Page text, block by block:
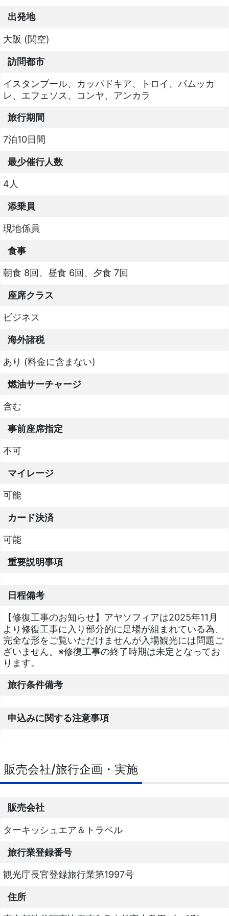
出発地
大阪 (関空)
訪問都市
イスタンブール、カッパドキア、トロイ、パムッカ
レ、エフェソス、コンヤ、アンカラ
旅行期間
7泊10日間
最少催行人数
4人
添乗員
現地係員
食事
朝食 8回、昼食 6回、夕食 7回
座席クラス
ビジネス
海外諸税
あり (料金に含まない)
燃油サーチャージ
含む
事前座席指定
不可
マイレージ
可能
カード決済
可能
重要説明事項
日程備考
【修復工事のお知らせ】アヤソフィアは2025年11月
より修復工事に入り部分的に足場が組まれている為、
完全な形をご覧いただけませんが入場観光には問題ご
ざいません。※修復工事の終了時期は未定となってお
ります。
旅行条件備考
申込みに関する注意事項
販売会社/旅行企画・実施
販売会社
ターキッシュエア＆トラベル
旅行業登録番号
観光庁長官登録旅行業第1997号
住所